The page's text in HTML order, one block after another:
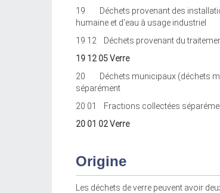
19 Déchets provenant des
humaine et d'eau à usage industriel
19 12 Déchets provenant du
19 12 05 Verre
20 Déchets municipaux (déchets
séparément
20 01 Fractions collectées
20 01 02 Verre
Origine
Les déchets de verre peuvent avoir